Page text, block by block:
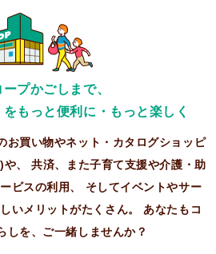
プかごしまで、
をもっと便利に・もっと楽しく
お買い物やネット・カタログショッピ
)や、共済、また子育て支援や介護・助
ビスの利用、
そしてイベントやサー
いメリットがたくさん。
あなたもコ
しを、ご一緒しませんか？